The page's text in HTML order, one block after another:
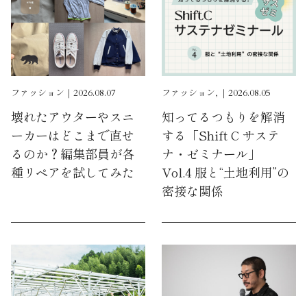
ファッション｜2026.08.07
壊れたアウターやスニ
ーカーはどこまで直せ
るのか？編集部員が各
種リペアを試してみた
ファッション, ｜2026.08.05
知ってるつもりを解消
する「Shift C サステ
ナ・ゼミナール」
Vol.4 服と“土地利用”の
密接な関係